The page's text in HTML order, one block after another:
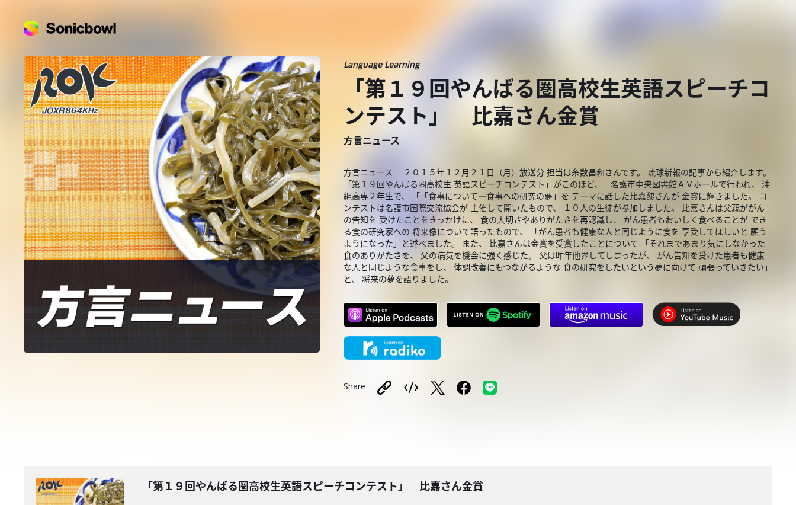
Language Learning
「第１９回やんばる圏高校生英語スピーチコ
ンテスト」 比嘉さん金賞
方言ニュース
方言ニュース ２０１５年１２月２１日（月）放送分 担当は糸数昌和さんです。 琉球新報の記事から紹介します。
「第１９回やんばる圏高校生 英語スピーチコンテスト」がこのほど、 名護市中央図書館ＡＶホールで行われ、 沖
縄高専２年生で、 「「食事について―食事への研究の夢」を テーマに話した比嘉黎さんが 金賞に輝きました。 コ
ンテストは名護市国際交流協会が 主催して開いたもので、 １０人の生徒が参加しました。 比嘉さんは父親ががん
の告知を 受けたことをきっかけに、 食の大切さやありがたさを再認識し、 がん患者もおいしく食べることが でき
る食の研究家への 将来像について語ったもので、 「がん患者も健康な人と同じように食を 享受してほしいと 願う
ようになった」と述べました。 また、 比嘉さんは金賞を受賞したことについて 「それまであまり気にしなかった
食のありがたさを、 父の病気を機会に強く感じた。 父は昨年他界してしまったが、 がん告知を受けた患者も健康
な人と同じような食事をし、 体調改善にもつながるような 食の研究をしたいという夢に向けて 頑張っていきたい」
と、 将来の夢を語りました。
Share
「第１９回やんばる圏高校生英語スピーチコンテスト」 比嘉さん金賞